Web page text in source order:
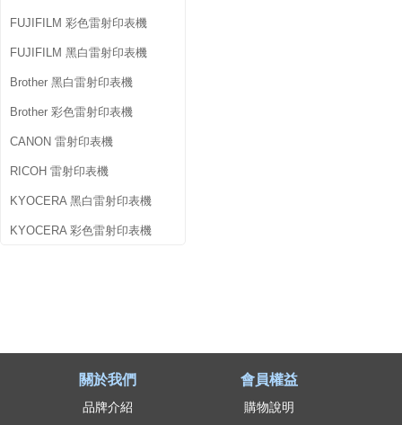
FUJIFILM 彩色雷射印表機
FUJIFILM 黑白雷射印表機
Brother 黑白雷射印表機
Brother 彩色雷射印表機
CANON 雷射印表機
RICOH 雷射印表機
KYOCERA 黑白雷射印表機
KYOCERA 彩色雷射印表機
關於我們
品牌介紹
會員權益
購物說明